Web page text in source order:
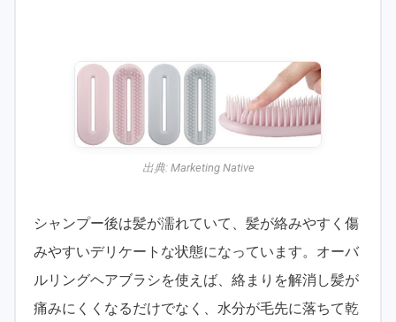
出典: Marketing Native
シャンプー後は髪が濡れていて、髪が絡みやすく傷
みやすいデリケートな状態になっています。オーバ
ルリングヘアブラシを使えば、絡まりを解消し髪が
痛みにくくなるだけでなく、水分が毛先に落ちて乾